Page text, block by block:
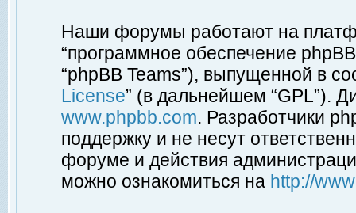
Наши форумы работают на
“программное обеспечение
“phpBB Teams”), выпущенной в
License” (в дальнейшем “GPL”).
www.phpbb.com. Разработчики
поддержку и не несут
форуме и действия
можно ознакомиться на http://